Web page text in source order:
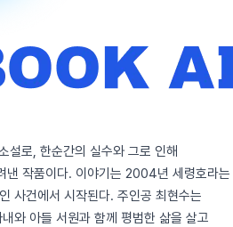
설로, 한순간의 실수와 그로 인해
낸 작품이다. 이야기는 2004년 세령호라는
사건에서 시작된다. 주인공 최현수는
와 아들 서원과 함께 평범한 삶을 살고